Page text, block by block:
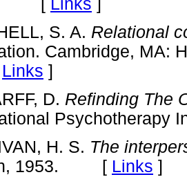
S. A. Relational
Cambridge, MA:
Links ]
D. Refinding The
H. S. The
1953. [ Links ]